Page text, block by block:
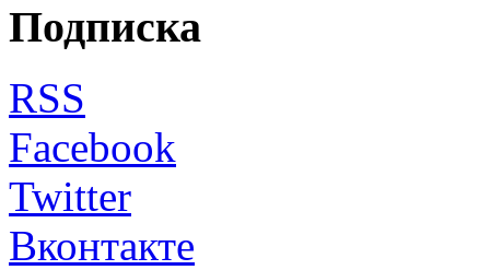
Подписка
RSS
Facebook
Twitter
Вконтакте